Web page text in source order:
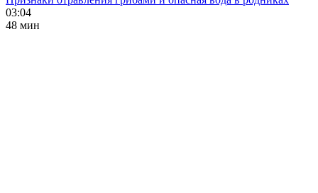
03:04
48 мин